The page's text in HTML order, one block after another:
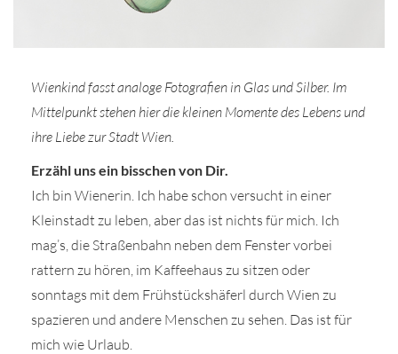
Wienkind fasst analoge Fotografien in Glas und Silber. Im
Mittelpunkt stehen hier die kleinen Momente des Lebens und
ihre Liebe zur Stadt Wien.
Erzähl uns ein bisschen von Dir.
Ich bin Wienerin. Ich habe schon versucht in einer
Kleinstadt zu leben, aber das ist nichts für mich. Ich
mag’s, die Straßenbahn neben dem Fenster vorbei
rattern zu hören, im Kaffeehaus zu sitzen oder
sonntags mit dem Frühstückshäferl durch Wien zu
spazieren und andere Menschen zu sehen. Das ist für
mich wie Urlaub.